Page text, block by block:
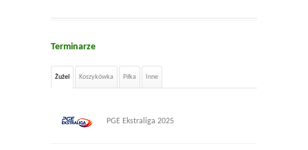
Terminarze
Żużel Koszykówka Piłka Inne
PGE Ekstraliga 2025